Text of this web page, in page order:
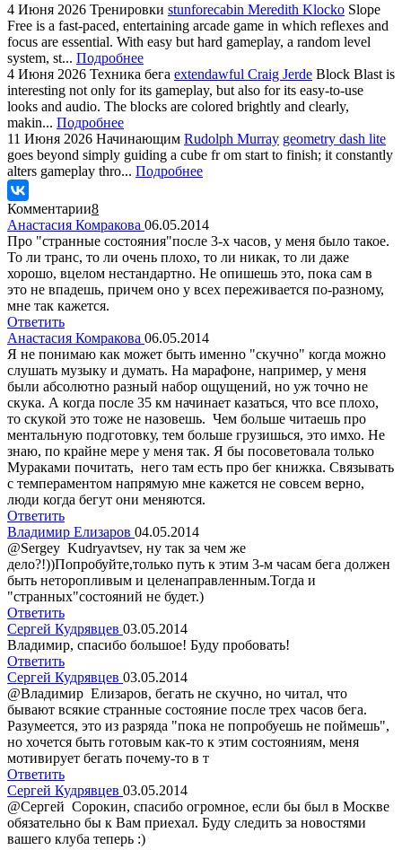
4 Июня 2026 Тренировки stunforecabin Meredith Klocko Slope
Free is a fast-paced, entertaining arcade game in which reflexes and
focus are essential. With easy but hard gameplay, a random level
system, st... Подробнее
4 Июня 2026 Техника бега extendawful Craig Jerde Block Blast is
interesting not only for its gameplay, but also for its easy-to-use
looks and audio. The blocks are colored brightly and clearly,
makin... Подробнее
11 Июня 2026 Начинающим Rudolph Murray geometry dash lite
goes beyond simply guiding a cube fr om start to finish; it constantly
alters gameplay thro... Подробнее
Комментарии8
Анастасия Комракова 06.05.2014
Про "странные состояния"после 3-х часов, у меня было такое.
То ли транс, то ли очень плохо, то ли никак, то ли даже
хорошо, вцелом нестандартно. Не опишешь это, пока сам в
это не впадешь, причем оно у всех переживается по-разному,
мне так кажется.
Ответить
Анастасия Комракова 06.05.2014
Я не понимаю как может быть именно "скучно" когда можно
слушать музыку и думать. На марафоне, например, у меня
были абсолютно разный набор ощущений, но уж точно не
скука. А когда после 35 км начинает казаться, что все плохо,
то скукой это тоже не назовешь. Чем больше читаешь про
ментальную подготовку, тем больше грузишься, это имхо. Не
знаю, по крайне мере у меня так. Я бы посоветовала только
Мураками почитать, него там есть про бег книжка. Связывать
с темпераментом напрямую мне кажется не совсем верно,
люди когда бегут они меняются.
Ответить
Владимир Елизаров 04.05.2014
@Sergey Kudryavtsev, ну так за чем же
дело?!))Попробуйте,только путь к этим 3-м часам бега должен
быть неторопливым и целенаправленным.Тогда и
"странных"состояний не будет.)
Ответить
Сергей Кудрявцев 03.05.2014
Владимир, спасибо большое! Буду пробовать!
Ответить
Сергей Кудрявцев 03.05.2014
@Владимир Елизаров, бегать не скучно, но читал, что
бывают всякие странные состояние после трех часов бега.
Разумеется, это из разряда "пока не попробуешь не поймешь",
но хочется быть готовым как-то к этим состояниям, меня
мотивирует бегать почему-то в т
Ответить
Сергей Кудрявцев 03.05.2014
@Сергей Сорокин, спасибо огромное, если бы был в Москве
обязательно бы к Вам приехал. Буду следить за новостями
вашего клуба теперь :)